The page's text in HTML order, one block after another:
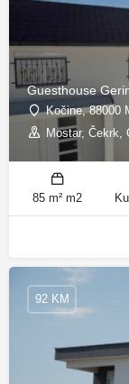
Guesthouse
Kočine, 88000
Mostar, Čekrk,
85 m² m2
92 KM